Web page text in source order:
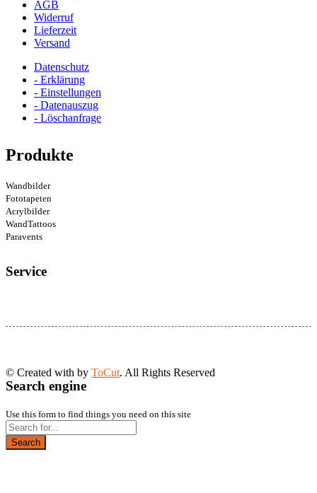
AGB
Widerruf
Lieferzeit
Versand
Datenschutz
- Erklärung
- Einstellungen
- Datenauszug
- Löschanfrage
Produkte
Wandbilder
Fototapeten
Acrylbilder
WandTattoos
Paravents
Service
© Created with by ToCut. All Rights Reserved
Search engine
Use this form to find things you need on this site
Search